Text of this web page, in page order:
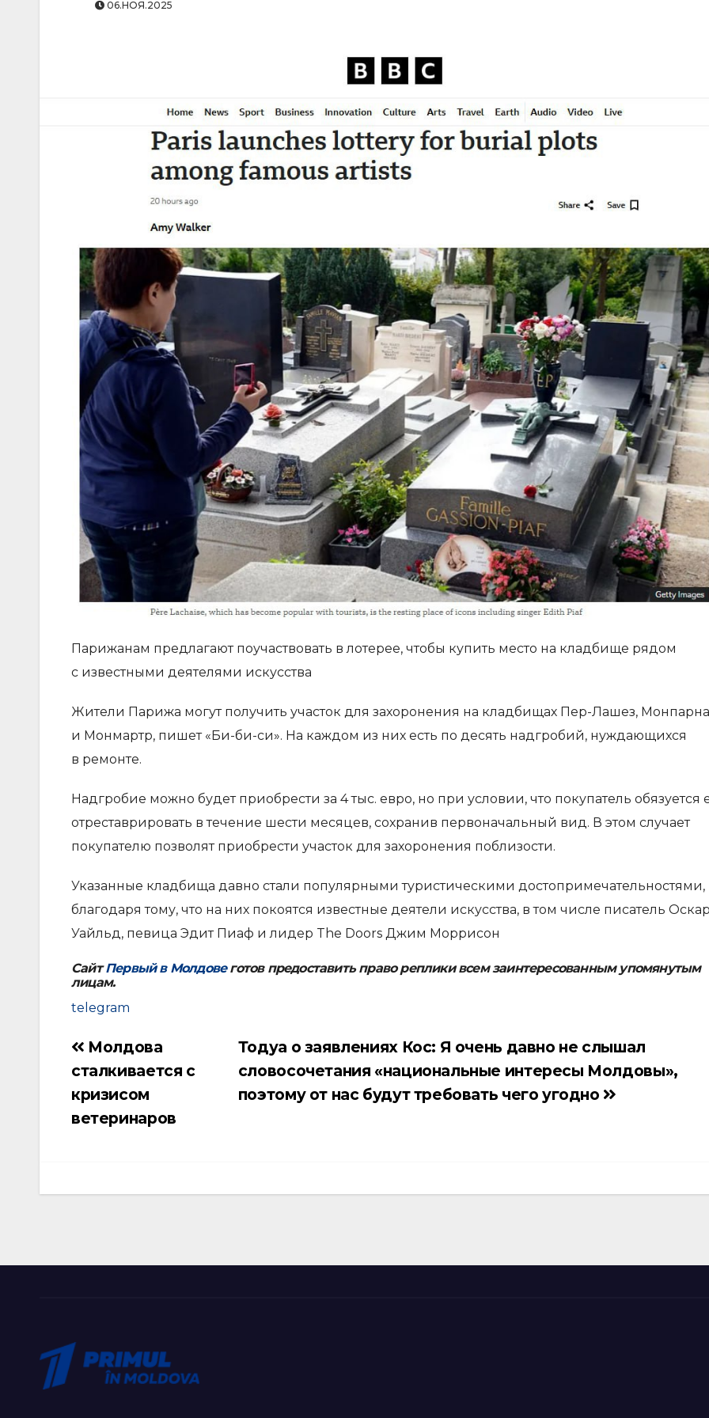
06.НОЯ.2025
Парижанам предлагают поучаствовать в лотерее, чтобы купить место на кладбище рядом
с известными деятелями искусства
Жители Парижа могут получить участок для захоронения на кладбищах Пер-Лашез,
и Монмартр, пишет «Би-би-си». На каждом из них есть по десять надгробий, нуждающихся
в ремонте.
Надгробие можно будет приобрести за 4 тыс. евро, но при условии, что покупатель обязуется
отреставрировать в течение шести месяцев, сохранив первоначальный вид. В этом случает
покупателю позволят приобрести участок для захоронения поблизости.
Указанные кладбища давно стали популярными туристическими достопримечательностями,
благодаря тому, что на них покоятся известные деятели искусства, в том числе писатель Оскар
Уайльд, певица Эдит Пиаф и лидер The Doors Джим Моррисон
СайтПервый в Молдовеготов предоставить право реплики всем заинтересованным упомянутым
лицам.
telegram
Навигация
по
Тодуа о заявлениях Кос: Я очень давно не слышал
словосочетания «национальные интересы Молдовы»,
поэтому от нас будут требовать чего угодно
Молдова
сталкивается с
кризисом
ветеринаров